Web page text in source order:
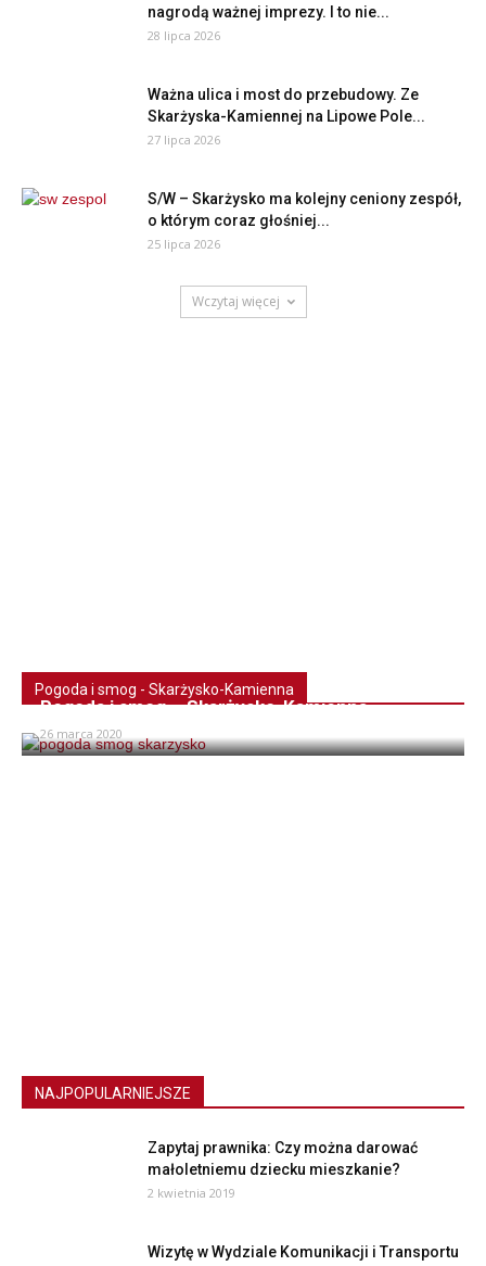
nagrodą ważnej imprezy. I to nie...
28 lipca 2026
Ważna ulica i most do przebudowy. Ze
Skarżyska-Kamiennej na Lipowe Pole...
27 lipca 2026
S/W – Skarżysko ma kolejny ceniony zespół,
o którym coraz głośniej...
25 lipca 2026
Wczytaj więcej
Pogoda i smog - Skarżysko-Kamienna
Pogoda i smog – Skarżysko-Kamienna
26 marca 2020
NAJPOPULARNIEJSZE
Zapytaj prawnika: Czy można darować
małoletniemu dziecku mieszkanie?
2 kwietnia 2019
Wizytę w Wydziale Komunikacji i Transportu